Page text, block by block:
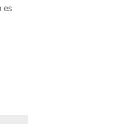
es